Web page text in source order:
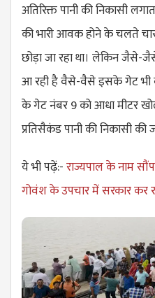
अतिरिक्त पानी की निकासी
की भारी आवक होने के चलते
छोड़ा जा रहा था। लेकिन
आ रही है वैसे-वैसे इसके गेट भी
के गेट नंबर 9 को आधा मीटर
प्रतिसैकंड पानी की निकासी की
ये भी पढ़ें:-राज्यपाल के नाम
गोवंश के उपचार में सरकार कर